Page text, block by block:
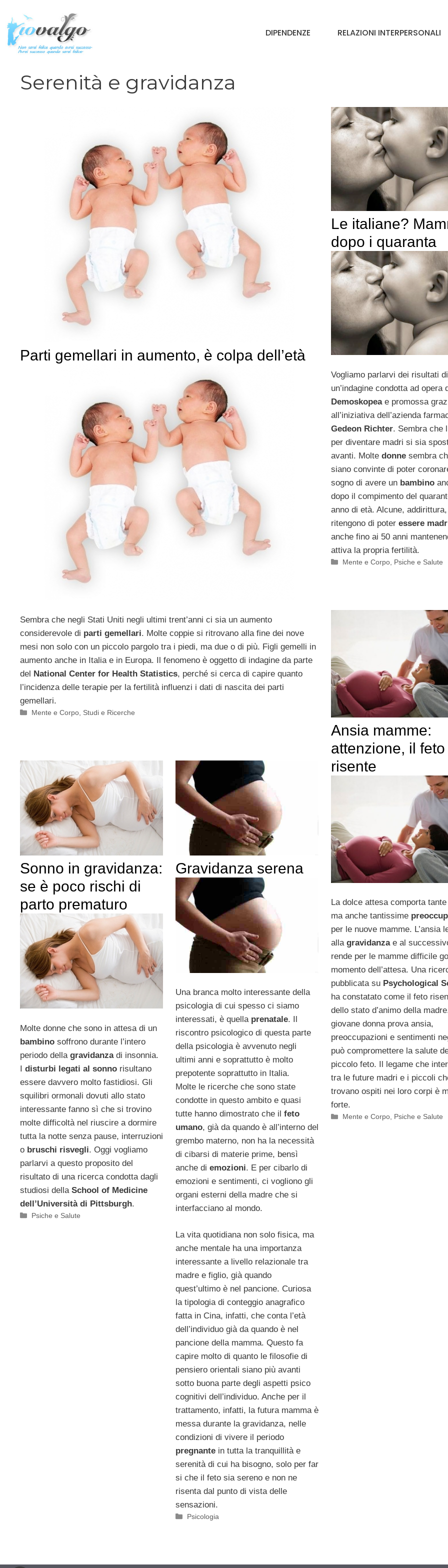
contenuto
DIPENDENZE RELAZIONI INTERPERSONALI
Serenità e gravidanza
Parti gemellari in aumento, è colpa dell’età
Sembra che negli Stati Uniti negli ultimi trent’anni ci sia un aumento
considerevole di parti gemellari. Molte coppie si ritrovano alla fine dei nove
mesi non solo con un piccolo pargolo tra i piedi, ma due o di più. Figli gemelli in
aumento anche in Italia e in Europa. Il fenomeno è oggetto di indagine da parte
del National Center for Health Statistics, perché si cerca di capire quanto
l’incidenza delle terapie per la fertilità influenzi i dati di nascita dei parti
gemellari.
Categorie
Mente e Corpo Studi e Ricerche
Le italiane?
dopo i quaranta
Vogliamo parlarvi dei risultati di
un’indagine condotta ad opera
Demoskopeae promossa
all’iniziativa dell’azienda
Gedeon Richter. Sembra che
per diventare madri si sia
avanti. Molte donnesembra
siano convinte di poter
sogno di avere un bambino
dopo il compimento del
anno di età. Alcune, addirittura,
ritengono di poter essere
anche fino ai 50 anni
attiva la propria fertilità.
Categorie
Mente e Corpo Psiche e Salute
Ansia mamme:
attenzione, il
risente
La dolce attesa comporta
ma anche tantissime
per le nuove mamme. L’ansia
alla gravidanzae al
rende per le mamme difficile
momento dell’attesa. Una
pubblicata su Psychological
ha constatato come il feto
dello stato d’animo della
giovane donna prova ansia,
preoccupazioni e sentimenti
può compromettere la salute
piccolo feto. Il legame che
tra le future madri e i piccoli
trovano ospiti nei loro corpi è
forte.
Categorie
Mente e Corpo, Psiche e Salute
Sonno in gravidanza:
se è poco rischi di
parto prematuro
Molte donne che sono in attesa di un
bambino soffrono durante l’intero
periodo della gravidanzadi insonnia.
I disturbi legati al sonno risultano
essere davvero molto fastidiosi. Gli
squilibri ormonali dovuti allo stato
interessante fanno sì che si trovino
molte difficoltà nel riuscire a dormire
tutta la notte senza pause, interruzioni
o bruschi risvegli. Oggi vogliamo
parlarvi a questo proposito del
risultato di una ricerca condotta dagli
studiosi della School of Medicine
dell’Università di Pittsburgh.
Categorie
Psiche e Salute
Gravidanza serena
Una branca molto interessante della
psicologia di cui spesso ci siamo
interessati, è quella prenatale. Il
riscontro psicologico di questa parte
della psicologia è avvenuto negli
ultimi anni e soprattutto è molto
prepotente soprattutto in Italia.
Molte le ricerche che sono state
condotte in questo ambito e quasi
tutte hanno dimostrato che il feto
umano, già da quando è all’interno del
grembo materno, non ha la necessità
di cibarsi di materie prime, bensì
anche di emozioni. E per cibarlo di
emozioni e sentimenti, ci vogliono gli
organi esterni della madre che si
interfacciano al mondo.
La vita quotidiana non solo fisica, ma
anche mentale ha una importanza
interessante a livello relazionale tra
madre e figlio, già quando
quest’ultimo è nel pancione. Curiosa
la tipologia di conteggio anagrafico
fatta in Cina, infatti, che conta l’età
dell’individuo già da quando è nel
pancione della mamma. Questo fa
capire molto di quanto le filosofie di
pensiero orientali siano più avanti
sotto buona parte degli aspetti psico
cognitivi dell’individuo. Anche per il
trattamento, infatti, la futura mamma è
messa durante la gravidanza, nelle
condizioni di vivere il periodo
pregnante in tutta la tranquillità e
serenità di cui ha bisogno, solo per far
si che il feto sia sereno e non ne
risenta dal punto di vista delle
sensazioni.
Categorie
Psicologia